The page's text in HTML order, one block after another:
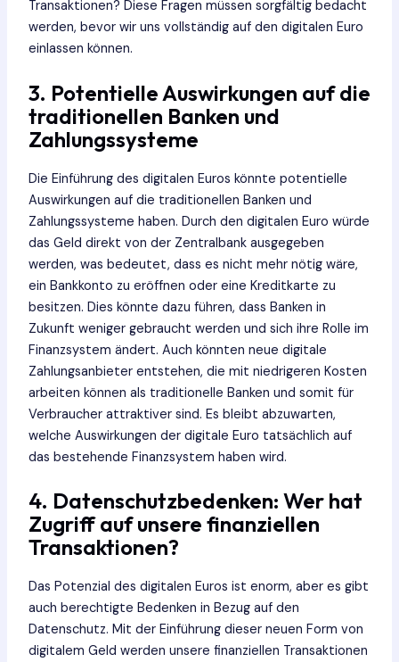
Transaktionen? Diese Fragen müssen sorgfältig bedacht
werden, bevor wir uns vollständig auf den digitalen Euro
einlassen können.
3. Potentielle Auswirkungen auf die
traditionellen Banken und
Zahlungssysteme
Die Einführung des digitalen Euros könnte potentielle
Auswirkungen auf die traditionellen Banken und
Zahlungssysteme haben. Durch den digitalen Euro würde
das Geld direkt von der Zentralbank ausgegeben
werden, was bedeutet, dass es nicht mehr nötig wäre,
ein Bankkonto zu eröffnen oder eine Kreditkarte zu
besitzen. Dies könnte dazu führen, dass Banken in
Zukunft weniger gebraucht werden und sich ihre Rolle im
Finanzsystem ändert. Auch könnten neue digitale
Zahlungsanbieter entstehen, die mit niedrigeren Kosten
arbeiten können als traditionelle Banken und somit für
Verbraucher attraktiver sind. Es bleibt abzuwarten,
welche Auswirkungen der digitale Euro tatsächlich auf
das bestehende Finanzsystem haben wird.
4. Datenschutzbedenken: Wer hat
Zugriff auf unsere finanziellen
Transaktionen?
Das Potenzial des digitalen Euros ist enorm, aber es gibt
auch berechtigte Bedenken in Bezug auf den
Datenschutz. Mit der Einführung dieser neuen Form von
digitalem Geld werden unsere finanziellen Transaktionen